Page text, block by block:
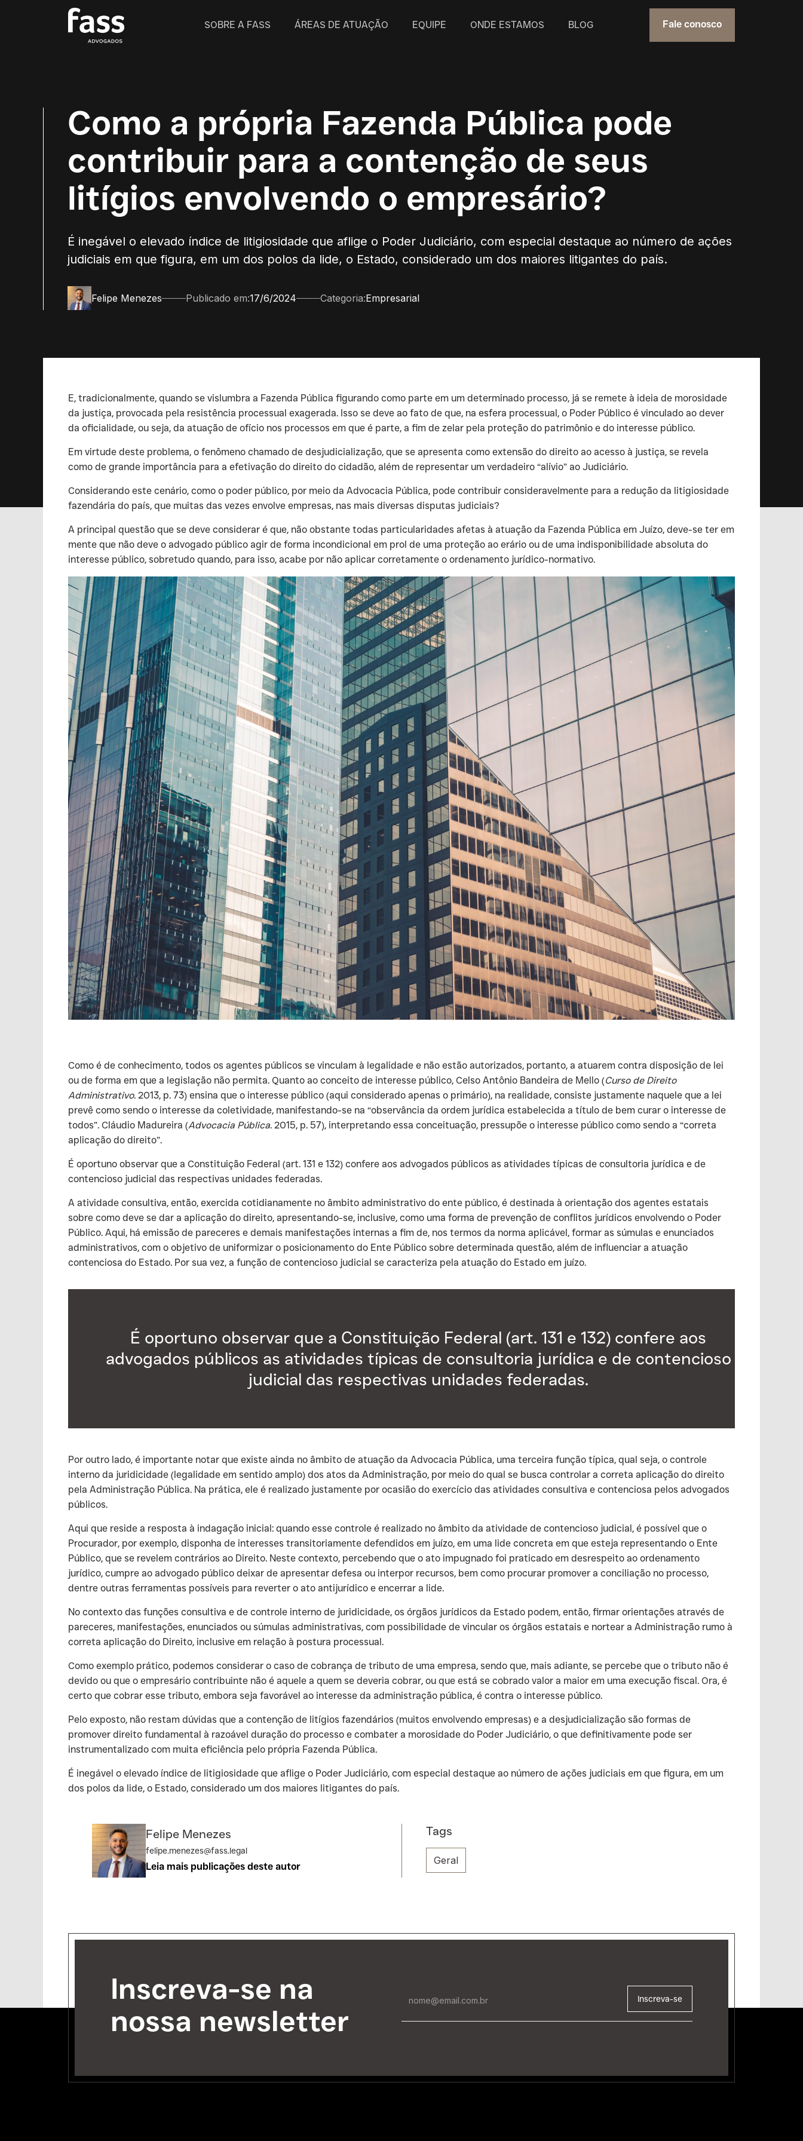
SOBRE A FASS ÁREAS DE ATUAÇÃO EQUIPE ONDE ESTAMOS BLOG Fale conosco
Como a própria Fazenda Pública pode
contribuir para a contenção de seus
litígios envolvendo o empresário?
É inegável o elevado índice de litigiosidade que aflige o Poder Judiciário, com especial destaque ao número de ações
judiciais em que figura, em um dos polos da lide, o Estado, considerado um dos maiores litigantes do país.
Felipe Menezes Publicado em:17/6/2024 Categoria:Empresarial
‍E, tradicionalmente, quando se vislumbra a Fazenda Pública figurando como parte em um determinado processo, já se remete à ideia de morosidade
da justiça, provocada pela resistência processual exagerada. Isso se deve ao fato de que, na esfera processual, o Poder Público é vinculado ao dever
da oficialidade, ou seja, da atuação de ofício nos processos em que é parte, a fim de zelar pela proteção do patrimônio e do interesse público.
‍Em virtude deste problema, o fenômeno chamado de desjudicialização, que se apresenta como extensão do direito ao acesso à justiça, se revela
como de grande importância para a efetivação do direito do cidadão, além de representar um verdadeiro “alívio” ao Judiciário.
‍Considerando este cenário, como o poder público, por meio da Advocacia Pública, pode contribuir consideravelmente para a redução da litigiosidade
fazendária do país, que muitas das vezes envolve empresas, nas mais diversas disputas judiciais?
‍A principal questão que se deve considerar é que, não obstante todas particularidades afetas à atuação da Fazenda Pública em Juízo, deve-se ter em
mente que não deve o advogado público agir de forma incondicional em prol de uma proteção ao erário ou de uma indisponibilidade absoluta do
interesse público, sobretudo quando, para isso, acabe por não aplicar corretamente o ordenamento jurídico-normativo.
‍Como é de conhecimento, todos os agentes públicos se vinculam à legalidade e não estão autorizados, portanto, a atuarem contra disposição de lei
ou de forma em que a legislação não permita. Quanto ao conceito de interesse público, Celso Antônio Bandeira de Mello (Curso de Direito
Administrativo. 2013, p. 73) ensina que o interesse público (aqui considerado apenas o primário), na realidade, consiste justamente naquele que a lei
prevê como sendo o interesse da coletividade, manifestando-se na “observância da ordem jurídica estabelecida a título de bem curar o interesse de
todos”. Cláudio Madureira (Advocacia Pública. 2015, p. 57), interpretando essa conceituação, pressupõe o interesse público como sendo a “correta
aplicação do direito”.
‍É oportuno observar que a Constituição Federal (art. 131 e 132) confere aos advogados públicos as atividades típicas de consultoria jurídica e de
contencioso judicial das respectivas unidades federadas.
‍A atividade consultiva, então, exercida cotidianamente no âmbito administrativo do ente público, é destinada à orientação dos agentes estatais
sobre como deve se dar a aplicação do direito, apresentando-se, inclusive, como uma forma de prevenção de conflitos jurídicos envolvendo o Poder
Público. Aqui, há emissão de pareceres e demais manifestações internas a fim de, nos termos da norma aplicável, formar as súmulas e enunciados
administrativos, com o objetivo de uniformizar o posicionamento do Ente Público sobre determinada questão, além de influenciar a atuação
contenciosa do Estado. Por sua vez, a função de contencioso judicial se caracteriza pela atuação do Estado em juízo.
É oportuno observar que a Constituição Federal (art. 131 e 132) confere aos
advogados públicos as atividades típicas de consultoria jurídica e de contencioso
judicial das respectivas unidades federadas.
‍Por outro lado, é importante notar que existe ainda no âmbito de atuação da Advocacia Pública, uma terceira função típica, qual seja, o controle
interno da juridicidade (legalidade em sentido amplo) dos atos da Administração, por meio do qual se busca controlar a correta aplicação do direito
pela Administração Pública. Na prática, ele é realizado justamente por ocasião do exercício das atividades consultiva e contenciosa pelos advogados
públicos.
‍Aqui que reside a resposta à indagação inicial: quando esse controle é realizado no âmbito da atividade de contencioso judicial, é possível que o
Procurador, por exemplo, disponha de interesses transitoriamente defendidos em juízo, em uma lide concreta em que esteja representando o Ente
Público, que se revelem contrários ao Direito. Neste contexto, percebendo que o ato impugnado foi praticado em desrespeito ao ordenamento
jurídico, cumpre ao advogado público deixar de apresentar defesa ou interpor recursos, bem como procurar promover a conciliação no processo,
dentre outras ferramentas possíveis para reverter o ato antijurídico e encerrar a lide.
‍No contexto das funções consultiva e de controle interno de juridicidade, os órgãos jurídicos da Estado podem, então, firmar orientações através de
pareceres, manifestações, enunciados ou súmulas administrativas, com possibilidade de vincular os órgãos estatais e nortear a Administração rumo à
correta aplicação do Direito, inclusive em relação à postura processual.
‍Como exemplo prático, podemos considerar o caso de cobrança de tributo de uma empresa, sendo que, mais adiante, se percebe que o tributo não é
devido ou que o empresário contribuinte não é aquele a quem se deveria cobrar, ou que está se cobrado valor a maior em uma execução fiscal. Ora, é
certo que cobrar esse tributo, embora seja favorável ao interesse da administração pública, é contra o interesse público.
‍Pelo exposto, não restam dúvidas que a contenção de litígios fazendários (muitos envolvendo empresas) e a desjudicialização são formas de
promover direito fundamental à razoável duração do processo e combater a morosidade do Poder Judiciário, o que definitivamente pode ser
instrumentalizado com muita eficiência pelo própria Fazenda Pública.
‍É inegável o elevado índice de litigiosidade que aflige o Poder Judiciário, com especial destaque ao número de ações judiciais em que figura, em um
dos polos da lide, o Estado, considerado um dos maiores litigantes do país.
Felipe Menezes
felipe.menezes@fass.legal
Leia mais publicações deste autor
Tags
Geral
Inscreva-se na
nossa newsletter